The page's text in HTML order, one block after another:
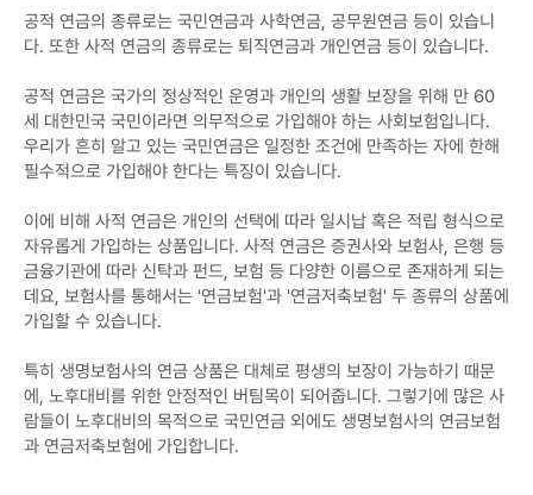
공적 연금의 종류로는 국민연금과 사학연금, 공무원연금 등이 있습니
다. 또한 사적 연금의 종류로는 퇴직연금과 개인연금 등이 있습니다.
공적 연금은 국가의 정상적인 운영과 개인의 생활 보장을 위해 만 60
세 대한민국 국민이라면 의무적으로 가입해야 하는 사회보험입니다.
우리가 흔히 알고 있는 국민연금은 일정한 조건에 만족하는 자에 한해
필수적으로 가입해야 한다는 특징이 있습니다.
이에 비해 사적 연금은 개인의 선택에 따라 일시납 혹은 적립 형식으로
자유롭게 가입하는 상품입니다. 사적 연금은 증권사와 보험사, 은행 등
금융기관에 따라 신탁과 펀드, 보험 등 다양한 이름으로 존재하게 되는
데요, 보험사를 통해서는 '연금보험'과 '연금저축보험' 두 종류의 상품에
가입할 수 있습니다.
특히 생명보험사의 연금 상품은 대체로 평생의 보장이 가능하기 때문
에, 노후대비를 위한 안정적인 버팀목이 되어줍니다. 그렇기에 많은 사
람들이 노후대비의 목적으로 국민연금 외에도 생명보험사의 연금보험
과 연금저축보험에 가입합니다.